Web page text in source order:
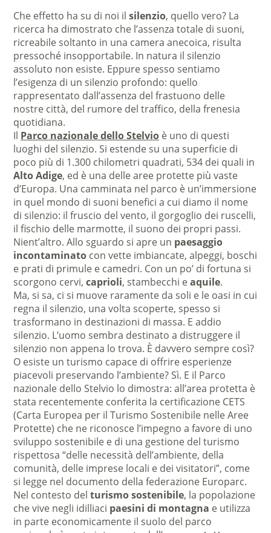
Che effetto ha su di noi ilsilenzio, quello vero? La
ricerca ha dimostrato che l’assenza totale di suoni,
ricreabile soltanto in una camera anecoica, risulta
pressoché insopportabile. In natura il silenzio
assoluto non esiste. Eppure spesso sentiamo
l’esigenza di un silenzio profondo: quello
rappresentato dall’assenza del frastuono delle
nostre città, del rumore del traffico, della frenesia
quotidiana.
Il Parco nazionale dello Stelvio è uno di questi
luoghi del silenzio. Si estende su una superficie di
poco più di 1.300 chilometri quadrati, 534 dei quali in
Alto Adige, ed è una delle aree protette più vaste
d’Europa. Una camminata nel parco è un’immersione
in quel mondo di suoni benefici a cui diamo il nome
di silenzio: il fruscio del vento, il gorgoglio dei ruscelli,
il fischio delle marmotte, il suono dei propri passi.
Nient’altro. Allo sguardo si apre un paesaggio
incontaminato con vette imbiancate, alpeggi, boschi
e prati di primule e camedri. Con un po’ di fortuna si
scorgono cervi,caprioli, stambecchi eaquile.
Ma, si sa, ci si muove raramente da soli e le oasi in cui
regna il silenzio, una volta scoperte, spesso si
trasformano in destinazioni di massa. E addio
silenzio. L’uomo sembra destinato a distruggere il
silenzio non appena lo trova. È davvero sempre così?
O esiste un turismo capace di offrire esperienze
piacevoli preservando l’ambiente? Sì. E il Parco
nazionale dello Stelvio lo dimostra: all’area protetta è
stata recentemente conferita la certificazione CETS
(Carta Europea per il Turismo Sostenibile nelle Aree
Protette) che ne riconosce l’impegno a favore di uno
sviluppo sostenibile e di una gestione del turismo
rispettosa “delle necessità dell’ambiente, della
comunità, delle imprese locali e dei visitatori”, come
si legge nel documento della federazione Europarc.
Nel contesto delturismo sostenibile, la popolazione
che vive negli idilliaci paesini di montagna e utilizza
in parte economicamente il suolo del parco